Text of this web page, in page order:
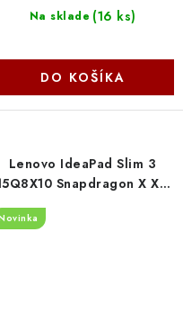
Na sklade (16 ks)
DO KOŠÍKA
IPS/300nitů/bezADPT/
Lenovo IdeaPad Slim 3
Snapdragon X X1-
8GB/SSD256GB/15,3"/